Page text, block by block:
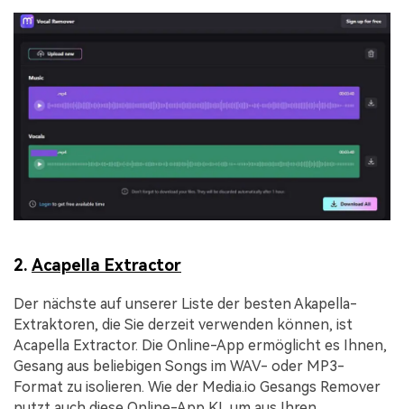
2. Acapella Extractor
Der nächste auf unserer Liste der besten Akapella-
Extraktoren, die Sie derzeit verwenden können, ist
Acapella Extractor. Die Online-App ermöglicht es Ihnen,
Gesang aus beliebigen Songs im WAV- oder MP3-
Format zu isolieren. Wie der Media.io Gesangs Remover